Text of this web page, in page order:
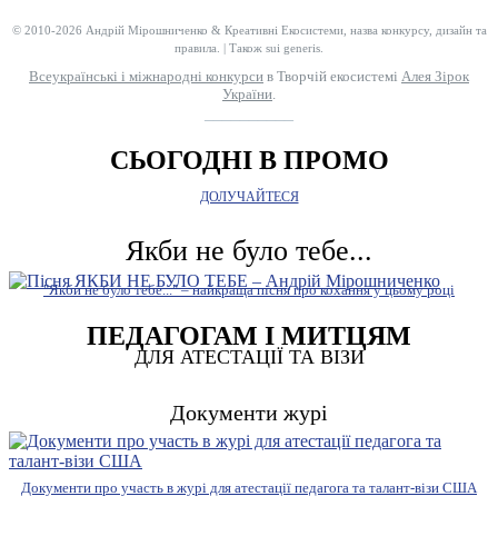
© 2010-2026 Андрій Мірошниченко & Креативні Екосистеми, назва конкурсу, дизайн та
правила. | Також sui generis.
Всеукраїнські і міжнародні конкурси в Творчій екосистемі Алея Зірок
України.
СЬОГОДНІ В ПРОМО
ДОЛУЧАЙТЕСЯ
Якби не було тебе...
"Якби не було тебе..." – найкраща пісня про кохання у цьому році
ПЕДАГОГАМ І МИТЦЯМ
ДЛЯ АТЕСТАЦІЇ ТА ВІЗИ
Документи журі
Документи про участь в журі для атестації педагога та талант-візи США